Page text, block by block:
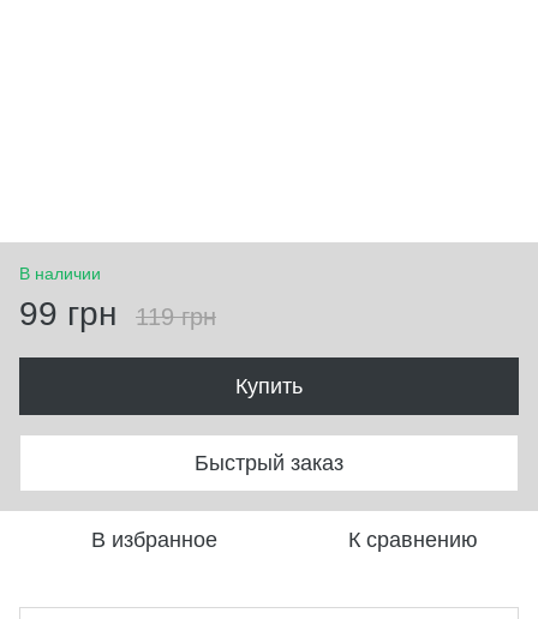
В наличии
99 грн 119 грн
Купить
Быстрый заказ
В избранное К сравнению